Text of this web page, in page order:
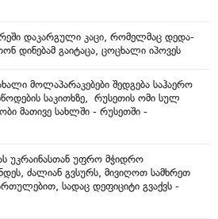
დაკარგული კაცი, რომელმაც დედა-
დინებამ გაიტაცა, ცოცხალი იპოვეს
მოლაპარაკებები შედგება საჰაერო
საკითხზე, რუსეთის ომი სულ
მათივე სახლში - რუსეთში -
უკრაინასთან უფრო მჭიდრო
ძალიან გვსურს, მივიღოთ სამხრეთ
სადაც დეფიციტი გვაქვს -